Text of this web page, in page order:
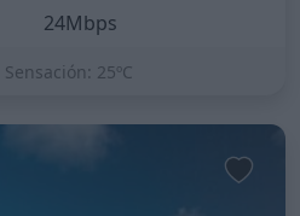
24Mbps
Sensación: 25ºC